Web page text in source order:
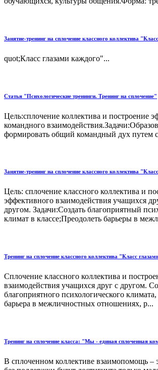
Занятие-тренинг на сплочение классного коллектива
quot;Класс глазами каждого"...
Статья "Психологические тренинги. Тренинг на сплочение"
Цель:сплочение коллектива и построение
командного
формировать общий командный дух путем
Занятие-тренинг на сплочение классного коллектива
Цель: сплочение классного коллектива и
эффективного взаимодействия учащихся
другом. Задачи:Создать благоприятный
климат в классе;Преодолеть барьеры в
Тренинг на сплочение классного коллектива "Класс
Сплочение классного коллектива и
взаимодействия учащихся друг с другом.
благоприятного психологического
барьера в межличностных отношениях, р...
Тренинг на сплочение класса: "Мы - единая сплоченная
В сплоченном коллективе взаимопомощь –